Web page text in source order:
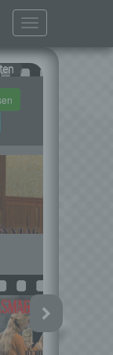
Toggle
navigation